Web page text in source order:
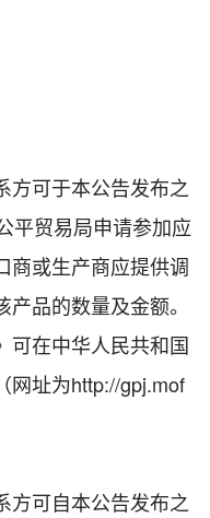
可于本公告发布之
平贸易局申请参加应
商或生产商应提供调
品的数量及金额。
可在中华人民共和国
网址为http://gpj.mof
可自本公告发布之